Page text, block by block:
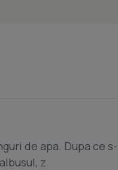
de apa. Dupa ce s-
z